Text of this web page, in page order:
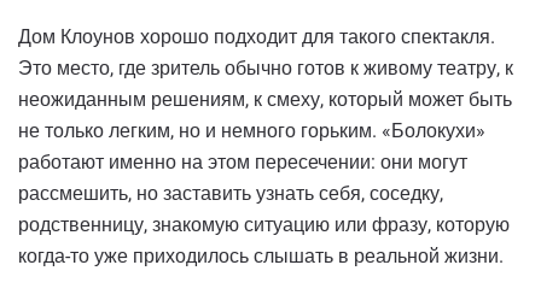
Дом Клоунов хорошо подходит для такого спектакля.
Это место, где зритель обычно готов к живому театру, к
неожиданным решениям, к смеху, который может быть
не только легким, но и немного горьким. «Болокухи»
работают именно на этом пересечении: они могут
рассмешить, но заставить узнать себя, соседку,
родственницу, знакомую ситуацию или фразу, которую
когда-то уже приходилось слышать в реальной жизни.